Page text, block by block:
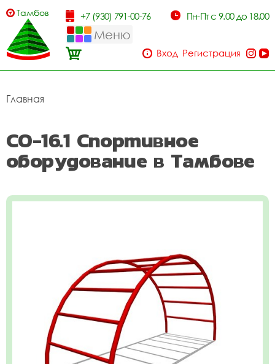
Тамбов +7 (930) 791-00-76 Пн-Пт с 9.00 до 18.00
Меню
Вход Регистрация
Главная
СО-16.1 Спортивное
оборудование в Тамбове